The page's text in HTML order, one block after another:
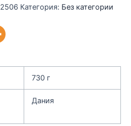
Категория: Без категории
730 г
Дания